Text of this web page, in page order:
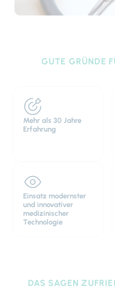
GUTE GRÜNDE
Mehr als 30 Jahre
Erfahrung
Einsatz modernster
und innovativer
medizinischer
Technologie
DAS SAGEN